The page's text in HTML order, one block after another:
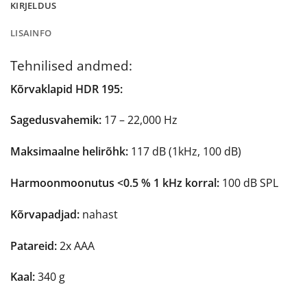
KIRJELDUS
LISAINFO
Tehnilised andmed:
Kõrvaklapid HDR 195:
Sagedusvahemik: 17 – 22,000 Hz
Maksimaalne helirõhk: 117 dB (1kHz, 100 dB)
Harmoonmoonutus <0.5 % 1 kHz korral: 100 dB SPL
Kõrvapadjad: nahast
Patareid:2x AAA
Kaal:340 g